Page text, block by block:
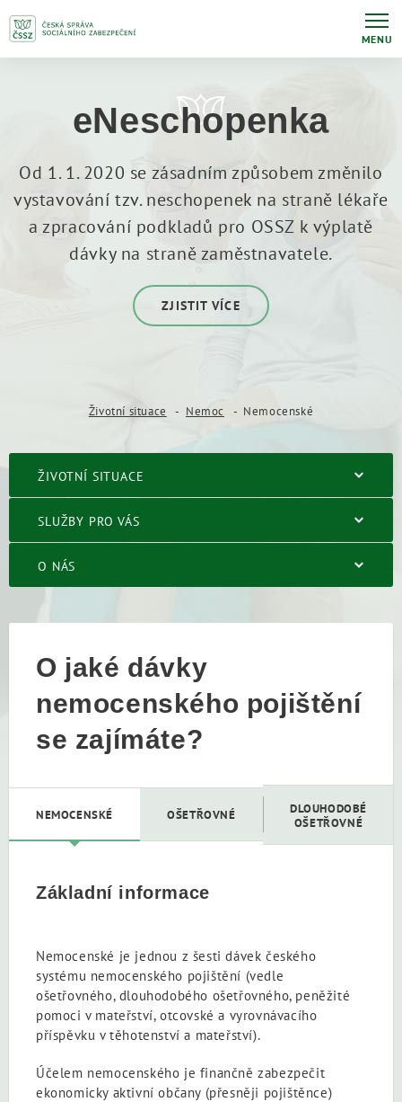
MENU
eNeschopenka
Od 1. 1. 2020 se zásadním způsobem změnilo
vystavování tzv. neschopenek na straně lékaře
a zpracování podkladů pro OSSZ k výplatě
dávky na straně zaměstnavatele.
ZJISTIT VÍCE
Životní situace Nemoc Nemocenské
ŽIVOTNÍ SITUACE
SLUŽBY PRO VÁS
O NÁS
O jaké dávky
nemocenského pojištění
se zajímáte?
NEMOCENSKÉ OŠETŘOVNÉ
DLOUHODOBÉ
OŠETŘOVNÉ
Základní informace
Nemocenské je jednou z šesti dávek českého
systému nemocenského pojištění (vedle
ošetřovného, dlouhodobého ošetřovného, peněžité
pomoci v mateřství, otcovské a vyrovnávacího
příspěvku v těhotenství a mateřství).
Účelem nemocenského je finančně zabezpečit
ekonomicky aktivní občany (přesněji pojištěnce)